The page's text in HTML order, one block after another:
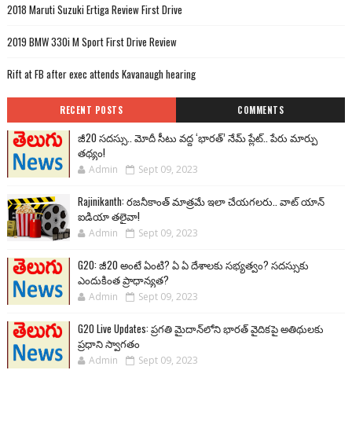
2018 Maruti Suzuki Ertiga Review First Drive
2019 BMW 330i M Sport First Drive Review
Rift at FB after exec attends Kavanaugh hearing
RECENT POSTS COMMENTS
జీ20 సదస్సు.. మోదీ సీటు వద్ద ‘భారత్’ నేమ్ ప్లేట్‌.. పేరు మార్పు
తథ్యం!
Admin Sept 09, 2023
Rajinikanth: రజనీకాంత్ మాత్రమే ఇలా చేయగలరు.. వాట్ యాన్
ఐడియా తలైవా!
Admin Sept 09, 2023
G20: జీ20 అంటే ఏంటి? ఏ ఏ దేశాలకు సభ్యత్వం? సదస్సుకు
ఎందుకింత ప్రాధాన్యత?
Admin Sept 09, 2023
G20 Live Updates: ప్రగతి మైదాన్‌లోని భారత్ వైదికపై అతిథులకు
ప్రధాని స్వాగతం
Admin Sept 09, 2023